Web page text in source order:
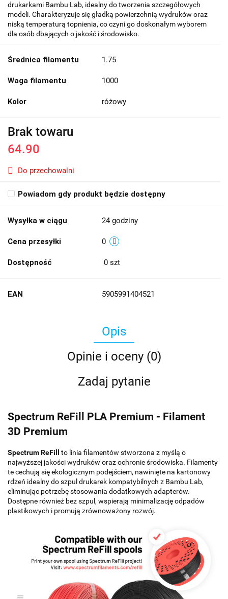
drukarkami Bambu Lab, idealny do tworzenia szczegółowych
modeli. Charakteryzuje się gładką powierzchnią wydruków oraz
niską temperaturą topnienia, co czyni go doskonałym wyborem
dla osób dbających o jakość i środowisko.
Średnica filamentu 1.75
Waga filamentu 1000
Kolor różowy
Brak towaru
64.90
Do przechowalni
Powiadom gdy produkt będzie dostępny
Wysyłka w ciągu 24 godziny
Cena przesyłki 0
Dostępność 0 szt
EAN 5905991404521
Opis
Opinie i oceny (0)
Zadaj pytanie
Spectrum ReFill PLA Premium - Filament
3D Premium
Spectrum ReFill
to linia filamentów stworzona z myślą o
najwyższej jakości wydruków oraz ochronie środowiska. Filamenty
te cechują się ekologicznym podejściem, nawinięte na kartonowy
rdzeń idealny do szpul drukarek kompatybilnych z Bambu Lab,
eliminując potrzebę stosowania dodatkowych adapterów.
Dostępne również bez szpul, wspierają minimalizację odpadów
plastikowych i promują zrównoważony rozwój.